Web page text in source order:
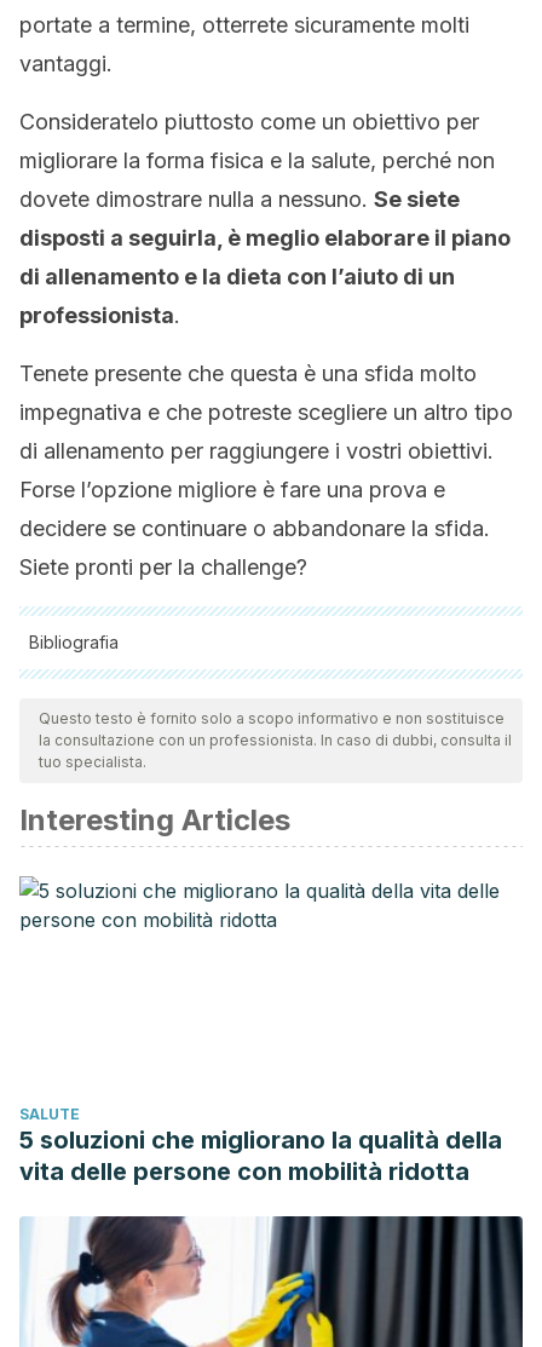
portate a termine, otterrete sicuramente molti
vantaggi.
Consideratelo piuttosto come un obiettivo per
migliorare la forma fisica e la salute, perché non
dovete dimostrare nulla a nessuno. Se siete
disposti a seguirla, è meglio elaborare il piano
di allenamento e la dieta con l’aiuto di un
professionista.
Tenete presente che questa è una sfida molto
impegnativa e che potreste scegliere un altro tipo
di allenamento per raggiungere i vostri obiettivi.
Forse l’opzione migliore è fare una prova e
decidere se continuare o abbandonare la sfida.
Siete pronti per la challenge?
Bibliografia
Tutte le fonti citate sono state esaminate a fondo dal nostro
team per garantirne la qualità, l'affidabilità, l'attualità e la
validità. La bibliografia di questo articolo è stata considerata
Cena H, Calder PC. Defining a Healthy Diet: Evidence for
The Role of Contemporary Dietary Patterns in Health and
Disease. Nutrients. 2020;12(2):334. Published 2020 Jan 27.
doi:10.3390/nu12020334
Murray SB, Pila E, Mond JM, Mitchison D, Blashill AJ,
Sabiston CM, Griffiths S. Cheat meals: A benign or ominous
variant of binge eating behavior? Appetite. 2018 Nov
1;130:274-278. doi: 10.1016/j.appet.2018.08.026. Epub 2018
Aug 23. PMID: 30144490. Disponible en:
https://pubmed.ncbi.nlm.nih.gov/30144490/
Questo testo è fornito solo a scopo informativo e non sostituisce
la consultazione con un professionista. In caso di dubbi, consulta il
tuo specialista.
Interesting Articles
SALUTE
5 soluzioni che migliorano la qualità della
vita delle persone con mobilità ridotta